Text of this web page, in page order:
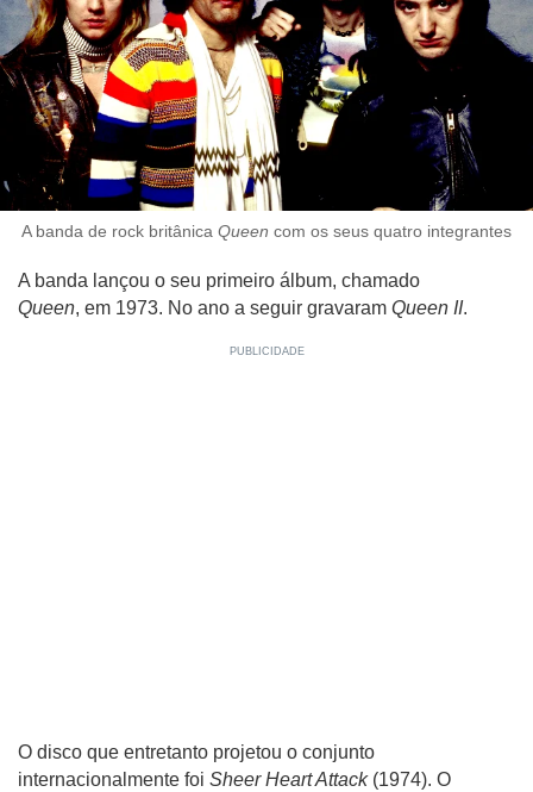
A banda de rock britânica Queen com os seus quatro integrantes
A banda lançou o seu primeiro álbum, chamado
Queen, em 1973. No ano a seguir gravaram Queen II.
O disco que entretanto projetou o conjunto
internacionalmente foi Sheer Heart Attack(1974). O